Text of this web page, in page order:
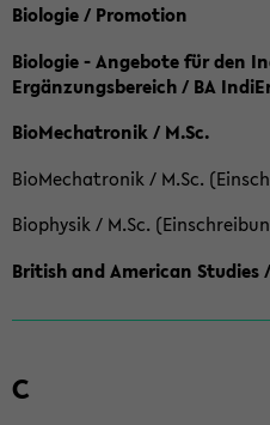
Biologie / Promotion
Biologie - Angebote für den
Ergänzungsbereich / BA
BioMechatronik / M.Sc.
BioMechatronik / M.Sc.
Biophysik / M.Sc.
British and American Studies
C